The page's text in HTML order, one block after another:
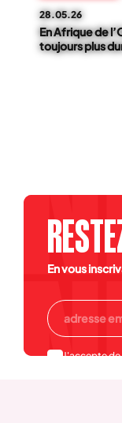
28.05.26
En Afrique de
toujours plus
En vous
J'accepte de